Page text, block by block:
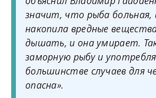
значит, что рыба больная,
накопила вредные
дышать, и она умирает.
заморную рыбу и
большинстве случаев для
опасна».